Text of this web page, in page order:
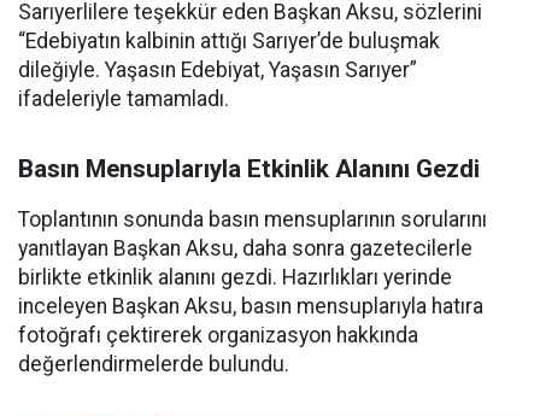
Sarıyerlilere teşekkür eden Başkan Aksu, sözlerini
“Edebiyatın kalbinin attığı Sarıyer’de buluşmak
dileğiyle. Yaşasın Edebiyat, Yaşasın Sarıyer”
ifadeleriyle tamamladı.
Basın Mensuplarıyla Etkinlik Alanını Gezdi
Toplantının sonunda basın mensuplarının sorularını
yanıtlayan Başkan Aksu, daha sonra gazetecilerle
birlikte etkinlik alanını gezdi. Hazırlıkları yerinde
inceleyen Başkan Aksu, basın mensuplarıyla hatıra
fotoğrafı çektirerek organizasyon hakkında
değerlendirmelerde bulundu.